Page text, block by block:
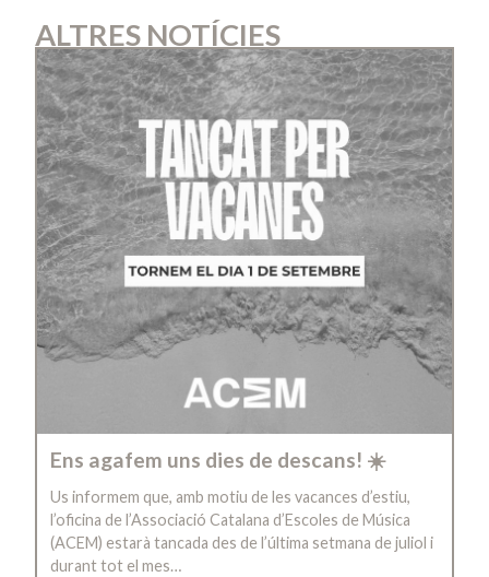
ALTRES NOTÍCIES
Ens agafem uns dies de descans! ☀️
Us informem que, amb motiu de les vacances d’estiu,
l’oficina de l’Associació Catalana d’Escoles de Música
(ACEM) estarà tancada des de l’última setmana de juliol i
durant tot el mes…